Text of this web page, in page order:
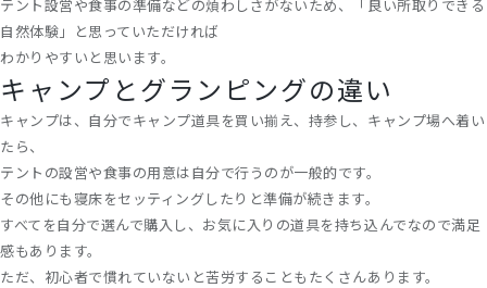
テント設営や食事の準備などの煩わしさがないため、「良い所取りできる
自然体験」と思っていただければ
わかりやすいと思います。
キャンプとグランピングの違い
キャンプは、自分でキャンプ道具を買い揃え、持参し、キャンプ場へ着い
たら、
テントの設営や食事の用意は自分で行うのが一般的です。
その他にも寝床をセッティングしたりと準備が続きます。
すべてを自分で選んで購入し、お気に入りの道具を持ち込んでなので満足
感もあります。
ただ、初心者で慣れていないと苦労することもたくさんあります。